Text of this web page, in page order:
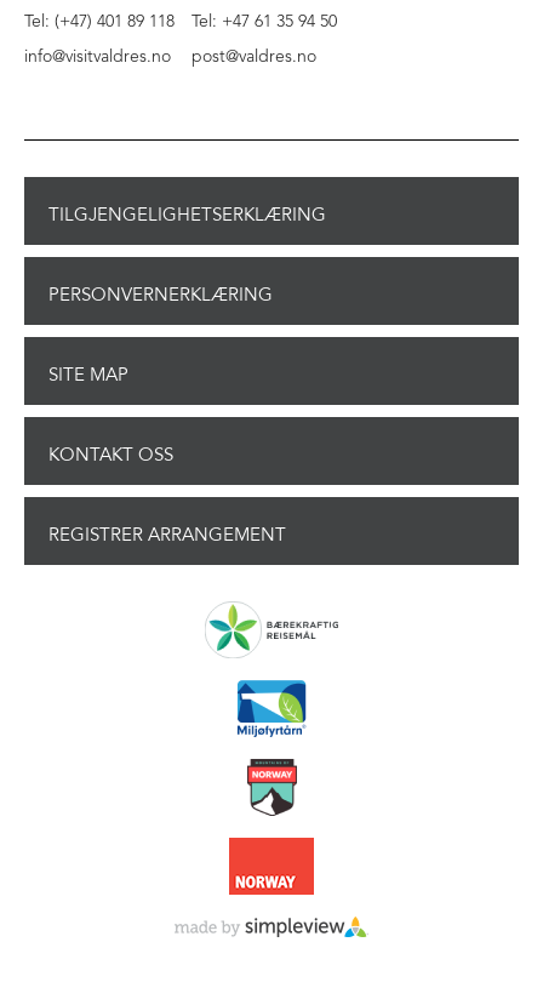
Tel: (+47) 401 89 118
info@visitvaldres.no
Tel: +47 61 35 94 50
post@valdres.no
TILGJENGELIGHETSERKLÆRING
PERSONVERNERKLÆRING
SITE MAP
KONTAKT OSS
REGISTRER ARRANGEMENT